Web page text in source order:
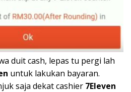
duit cash, lepas tu pergi lah
untuk lakukan bayaran.
saja dekat cashier 7Eleven